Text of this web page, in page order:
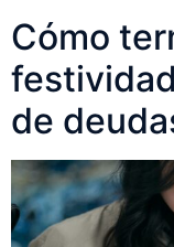
Cómo
de